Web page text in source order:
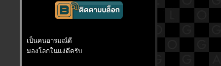
เป็นคนอารมณ์ดี
มองโลกในแง่ดีครับ